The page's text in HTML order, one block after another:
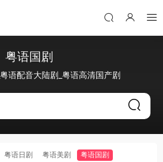
粤语国剧
语配音大陆剧_粤语高清国产剧
粤语日剧 粤语美剧
粤语国剧